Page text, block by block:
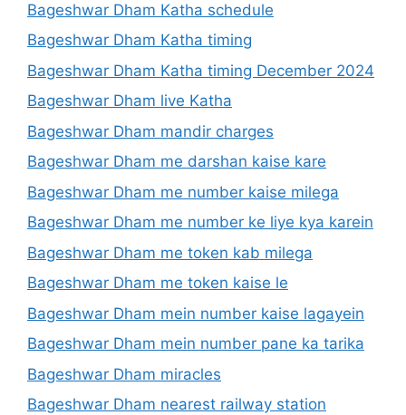
Bageshwar Dham Katha schedule
Bageshwar Dham Katha timing
Bageshwar Dham Katha timing December 2024
Bageshwar Dham live Katha
Bageshwar Dham mandir charges
Bageshwar Dham me darshan kaise kare
Bageshwar Dham me number kaise milega
Bageshwar Dham me number ke liye kya karein
Bageshwar Dham me token kab milega
Bageshwar Dham me token kaise le
Bageshwar Dham mein number kaise lagayein
Bageshwar Dham mein number pane ka tarika
Bageshwar Dham miracles
Bageshwar Dham nearest railway station